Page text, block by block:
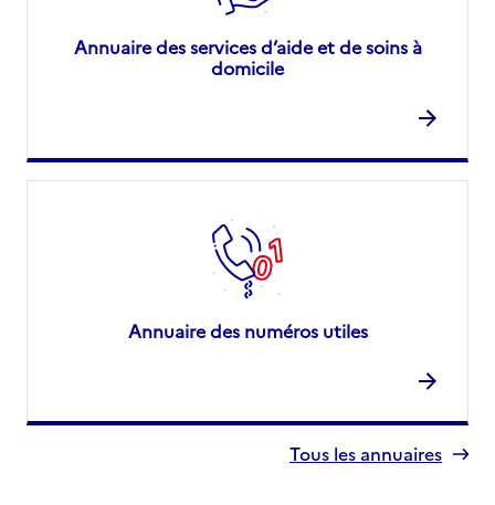
Annuaire des services d’aide et de soins à
domicile
Annuaire des numéros utiles
Tous les annuaires